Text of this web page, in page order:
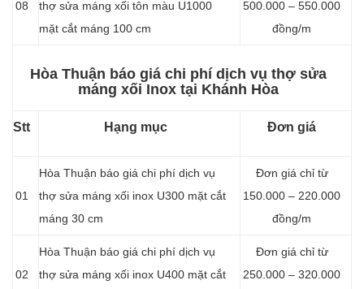
08
thợ sửa máng xối tôn màu U1000
mặt cắt máng 100 cm
500.000 – 550.000
đồng/m
Hòa Thuận báo giá chi phí dịch vụ thợ sửa
máng xối Inox tại Khánh Hòa
Stt Hạng mục Đơn giá
01
Hòa Thuận báo giá chi phí dịch vụ
thợ sửa máng xối inox U300 mặt cắt
máng 30 cm
Đơn giá chỉ từ
150.000 – 220.000
đồng/m
02
Hòa Thuận báo giá chi phí dịch vụ
thợ sửa máng xối inox U400 mặt cắt
Đơn giá chỉ từ
250.000 – 320.000